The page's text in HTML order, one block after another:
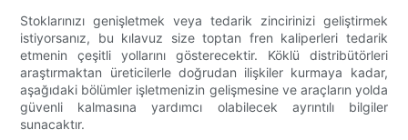
Stoklarınızı genişletmek veya tedarik zincirinizi geliştirmek
istiyorsanız, bu kılavuz size toptan fren kaliperleri tedarik
etmenin çeşitli yollarını gösterecektir. Köklü distribütörleri
araştırmaktan üreticilerle doğrudan ilişkiler kurmaya kadar,
aşağıdaki bölümler işletmenizin gelişmesine ve araçların yolda
güvenli kalmasına yardımcı olabilecek ayrıntılı bilgiler
sunacaktır.